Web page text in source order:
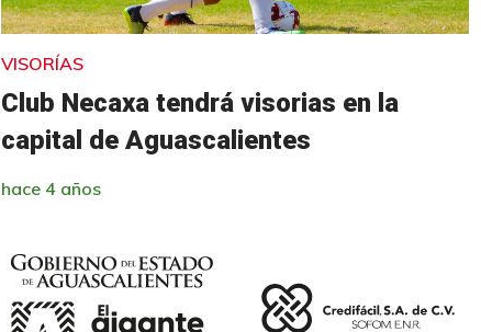
VISORÍAS
Club Necaxa tendrá visorias en la
capital de Aguascalientes
hace 4 años